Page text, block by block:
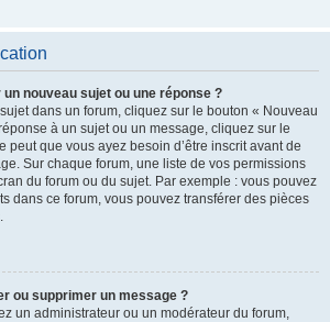
nouveau sujet ou une réponse ?
dans un forum, cliquez sur le bouton « Nouveau
à un sujet ou un message, cliquez sur le
peut que vous ayez besoin d’être inscrit avant de
Sur chaque forum, une liste de vos permissions
du forum ou du sujet. Par exemple : vous pouvez
dans ce forum, vous pouvez transférer des pièces
ou supprimer un message ?
un administrateur ou un modérateur du forum,